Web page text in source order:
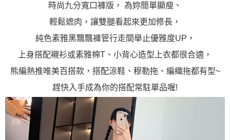
時尚九分寬口褲版， 為妳簡單顯瘦、
輕鬆遮肉，讓雙腿看起來更加修長，
純色素雅黑飄飄褲管行走間舉止優雅度UP，
上身搭配襯衫或素雅棉T、小背心造型上衣都很合適，
熊編熱推唯美百搭款，搭配涼鞋、穆勒拖、編織拖都有型~
趕快入手成為你的搭配常駐單品喔!